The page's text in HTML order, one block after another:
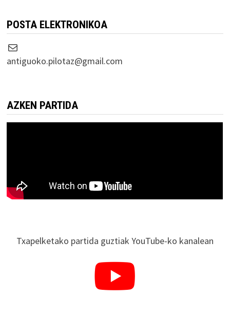
POSTA ELEKTRONIKOA
Correo electrónico
antiguoko.pilotaz@gmail.com
AZKEN PARTIDA
Txapelketako partida guztiak YouTube-ko kanalean